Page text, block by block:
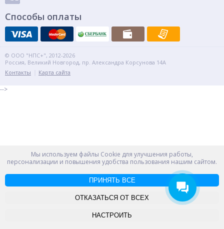
Мы используем файлы Cookie для улучшения работы,
персонализации и повышения удобства пользования нашим сайтом.
ПРИНЯТЬ ВСЕ
ОТКАЗАТЬСЯ ОТ ВСЕХ
НАСТРОИТЬ
Способы оплаты
© ООО "НПС+", 2012-2026
Россия, Великий Новгород, пр. Александра Корсунова 14А
Контакты
Карта сайта
-->